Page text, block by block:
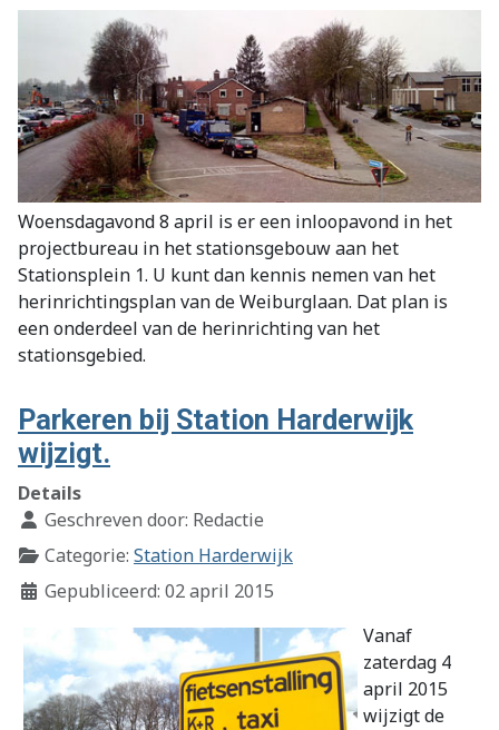
Woensdagavond 8 april is er een inloopavond in het
projectbureau in het stationsgebouw aan het
Stationsplein 1. U kunt dan kennis nemen van het
herinrichtingsplan van de Weiburglaan. Dat plan is
een onderdeel van de herinrichting van het
stationsgebied.
Parkeren bij Station Harderwijk
wijzigt.
Details
Geschreven door: Redactie
Categorie: Station Harderwijk
Gepubliceerd: 02 april 2015
Vanaf
zaterdag 4
april 2015
wijzigt de